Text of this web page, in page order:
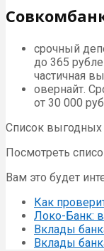
срочный
до 365
частичная
овернайт.
от 30 000
Список выгодных
Посмотреть
Вам это будет
Как
Локо-Банк:
Вклады
Вклады